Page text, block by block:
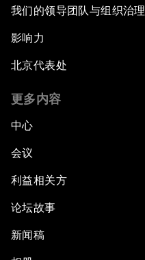
我们的领导团队与组织治理
影响力
北京代表处
更多内容
中心
会议
利益相关方
论坛故事
新闻稿